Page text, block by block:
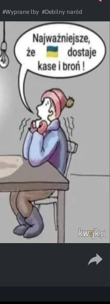
#Wyprane łby #Debilny naród